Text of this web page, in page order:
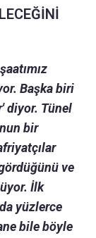
Başka biri
diyor. Tünel
bir
ve
İlk
yüzlerce
bile böyle